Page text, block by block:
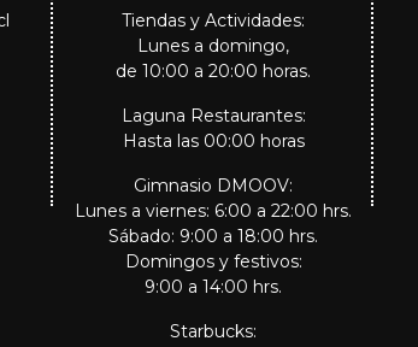
Tiendas y Actividades:
Lunes a domingo,
de 10:00 a 20:00 horas.
Laguna Restaurantes:
Hasta las 00:00 horas
Gimnasio DMOOV:
Lunes a viernes: 6:00 a 22:00 hrs.
Sábado: 9:00 a 18:00 hrs.
Domingos y festivos:
9:00 a 14:00 hrs.
Starbucks: